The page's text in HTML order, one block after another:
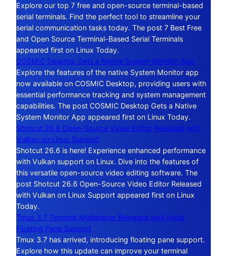
Explore our top 7 free and open-source terminal-based
serial terminals. Find the perfect tool to streamline your
serial communication tasks today. The post 7 Best Free
and Open Source Terminal-Based Serial Terminals
appeared first on Linux Today.
COSMIC Desktop Gets a Native System Monitor App
Explore the features of the native System Monitor app
now available on COSMIC Desktop, providing users with
essential performance tracking and system management
capabilities. The post COSMIC Desktop Gets a Native
System Monitor App appeared first on Linux Today.
Shotcut 26.6 Open-Source Video Editor Released with
Vulkan on Linux Support
Shotcut 26.6 is here! Experience enhanced performance
with Vulkan support on Linux. Dive into the features of
this versatile open-source video editing software. The
post Shotcut 26.6 Open-Source Video Editor Released
with Vulkan on Linux Support appeared first on Linux
Today.
Tmux 3.7 Terminal Multiplexer Released with Initial
Floating Pane Support
Tmux 3.7 has arrived, introducing floating pane support.
Explore how this update can improve your terminal